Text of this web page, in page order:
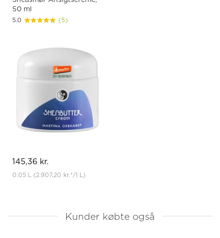
50 ml
5.0 (5)
145,36 kr.
0.05 L (2.907,20 kr.*/1 L)
Kunder købte også